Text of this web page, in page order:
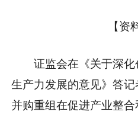
【资
证监会在《关于深
生产力发展的意见》答
并购重组在促进产业整